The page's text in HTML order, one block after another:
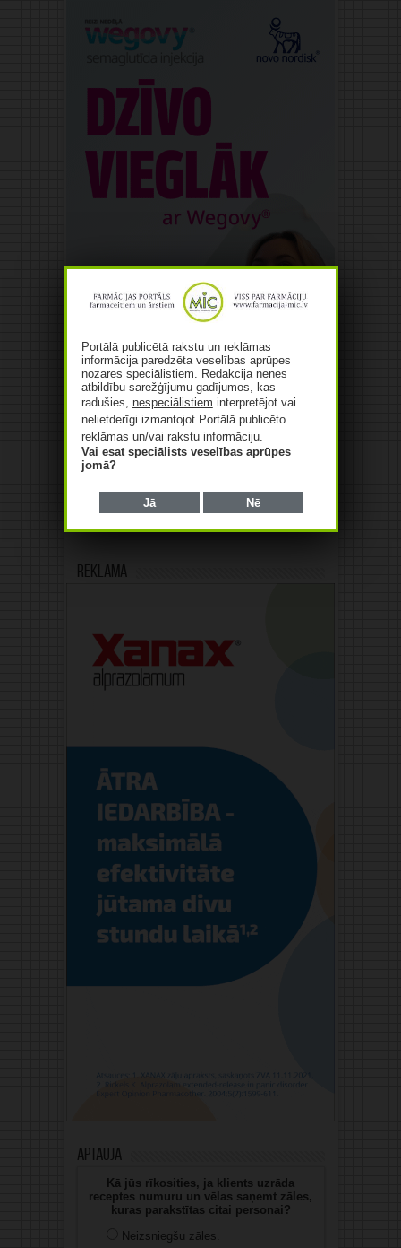
Reklāma
Aptauja
Kā jūs rīkosities, ja klients uzrāda
receptes numuru un vēlas saņemt zāles,
kuras parakstītas citai personai?
Neizsniegšu zāles.
Portālā publicētā rakstu un reklāmas
informācija paredzēta veselības aprūpes
nozares speciālistiem. Redakcija nenes
atbildību sarežģījumu gadījumos, kas
radušies, nespeciālistiem interpretējot vai
nelietderīgi izmantojot Portālā publicēto
reklāmas un/vai rakstu informāciju.
Vai esat speciālists veselības aprūpes
jomā?
Jā Nē